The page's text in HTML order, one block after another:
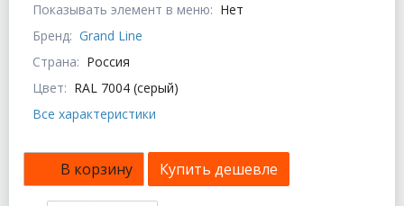
Показывать элемент в меню: Нет
Бренд: Grand Line
Страна: Россия
Цвет: RAL 7004 (серый)
Все характеристики
В корзину Купить дешевле